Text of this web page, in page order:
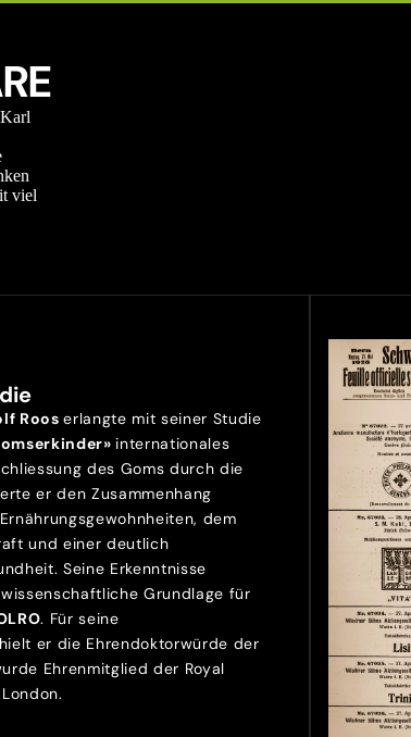
viel
Rooserlangte mit seiner Studie
internationales
des Goms durch die
er den Zusammenhang
dem
und einer deutlich
Seine Erkenntnisse
Grundlage für
. Für seine
er die Ehrendoktorwürde der
Ehrenmitglied der Royal